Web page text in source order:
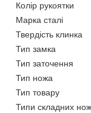
Колір рукоятки
Марка сталі
Твердість клинка
Тип замка
Тип заточення
Тип ножа
Тип товару
Типи складних